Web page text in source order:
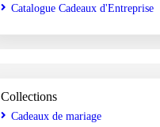
Catalogue Cadeaux d'Entreprise
Collections
Cadeaux de mariage